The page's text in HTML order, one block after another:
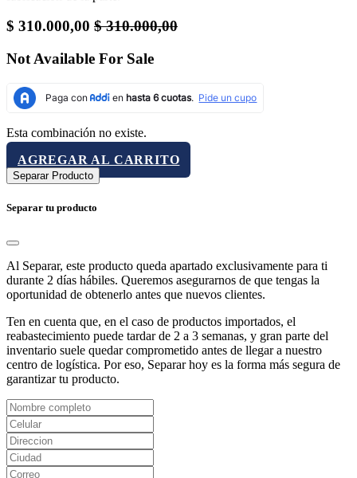
$ 310.000,00 $310.000,00
Not Available For Sale
Esta combinación no existe.
AGREGAR AL CARRITO
Separar Producto
Separar tu producto
Al Separar, este producto queda apartado exclusivamente para ti
durante 2 días hábiles. Queremos asegurarnos de que tengas la
oportunidad de obtenerlo antes que nuevos clientes.
Ten en cuenta que, en el caso de productos importados, el
reabastecimiento puede tardar de 2 a 3 semanas, y gran parte del
inventario suele quedar comprometido antes de llegar a nuestro
centro de logística. Por eso, Separar hoy es la forma más segura de
garantizar tu producto.